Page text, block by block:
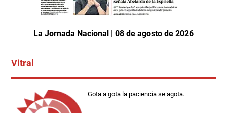
La Jornada Nacional | 08 de agosto de 2026
Vitral
Gota a gota la paciencia se agota.